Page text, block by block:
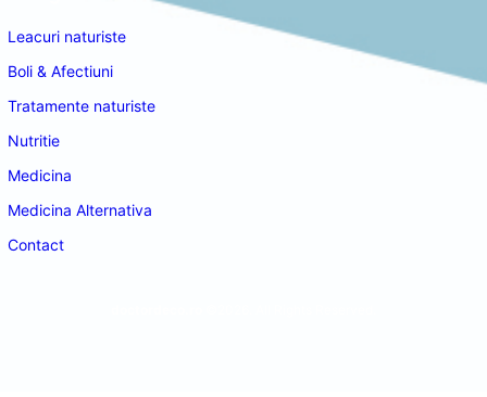
Leacuri naturiste
Boli & Afectiuni
Tratamente naturiste
Nutritie
Medicina
Medicina Alternativa
Contact